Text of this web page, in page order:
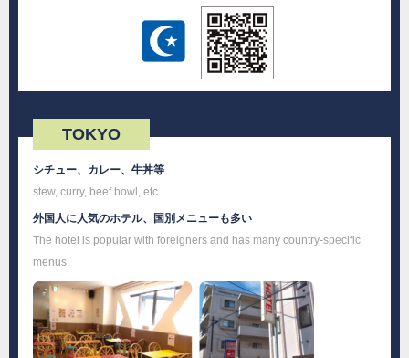
TOKYO
シチュー、カレー、牛丼等
stew, curry, beef bowl, etc.
外国人に人気のホテル、国別メニューも多い
The hotel is popular with foreigners and has many country-specific
menus.